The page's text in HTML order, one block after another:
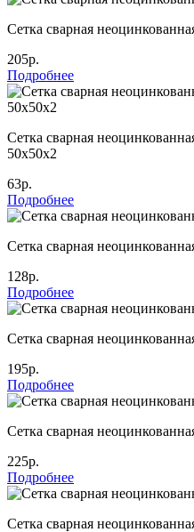
Сетка сварная
205р.
Подробнее
Сетка сварная
50х50х2
63р.
Подробнее
Сетка сварная
128р.
Подробнее
Сетка сварная
195р.
Подробнее
Сетка сварная
225р.
Подробнее
Сетка сварная